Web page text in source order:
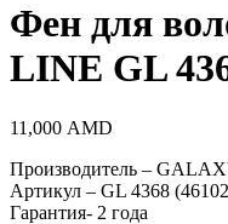
Фен для
LINE GL
11,000 AMD
Производитель –
Артикул – GL 4368
Гарантия- 2 года